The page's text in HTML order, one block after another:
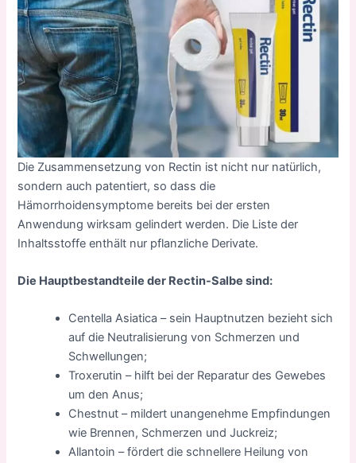
Die Zusammensetzung von Rectin ist nicht nur natürlich,
sondern auch patentiert, so dass die
Hämorrhoidensymptome bereits bei der ersten
Anwendung wirksam gelindert werden. Die Liste der
Inhaltsstoffe enthält nur pflanzliche Derivate.
Die Hauptbestandteile der Rectin-Salbe sind:
Centella Asiatica – sein Hauptnutzen bezieht sich
auf die Neutralisierung von Schmerzen und
Schwellungen;
Troxerutin – hilft bei der Reparatur des Gewebes
um den Anus;
Chestnut – mildert unangenehme Empfindungen
wie Brennen, Schmerzen und Juckreiz;
Allantoin – fördert die schnellere Heilung von